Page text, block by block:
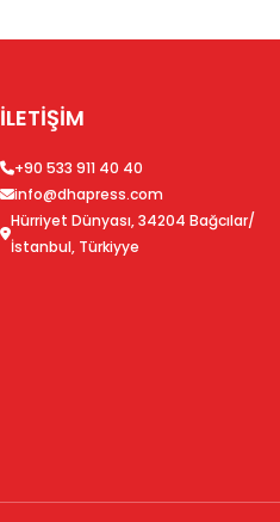
İLETİŞİM
+90 533 911 40 40
info@dhapress.com
Hürriyet Dünyası, 34204 Bağcılar/
İstanbul, Türkiyye